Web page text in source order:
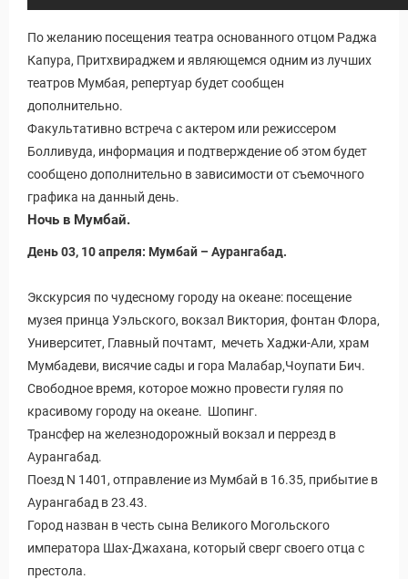
По желанию посещения театра основанного отцом Раджа
Капура, Притхвираджем и являющемся одним из лучших
театров Мумбая, репертуар будет сообщен
дополнительно.
Факультативно встреча с актером или режиссером
Болливуда, информация и подтверждение об этом будет
сообщено дополнительно в зависимости от съемочного
графика на данный день.
Ночь в Мумбай.
День 03, 10 апреля: Мумбай – Аурангабад.
Экскурсия по чудесному городу на океане: посещение
музея принца Уэльского, вокзал Виктория, фонтан Флора,
Университет, Главный почтамт, мечеть Хаджи-Али, храм
Мумбадеви, висячие сады и гора Малабар,Чоупати Бич.
Свободное время, которое можно провести гуляя по
красивому городу на океане. Шопинг.
Трансфер на железнодорожный вокзал и перрезд в
Аурангабад.
Поезд N 1401, отправление из Мумбай в 16.35, прибытие в
Аурангабад в 23.43.
Город назван в честь сына Великого Могольского
императора Шах-Джахана, который сверг своего отца с
престола.